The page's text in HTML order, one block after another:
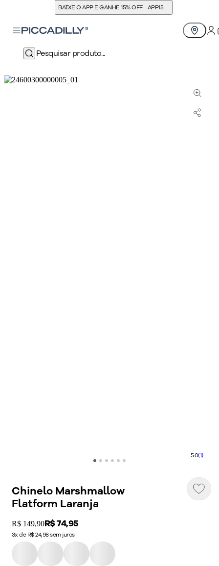
BAIXE O APP E GANHE 15% OFF APP15
5.0(1)
Chinelo Marshmallow
Flatform Laranja
Original price:
R$ 149,90Price:
R$ 74,95
3x de R$ 24,98 sem juros